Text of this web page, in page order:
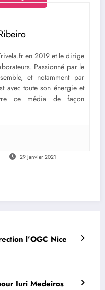
en 2019 et le dirige
Passionné par le
et notamment par
avec toute son énergie et
ce média de façon
29 Janvier 2021
l’OGC Nice
Iuri Medeiros